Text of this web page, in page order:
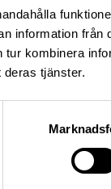
information från
kombinera
deras tjänster.